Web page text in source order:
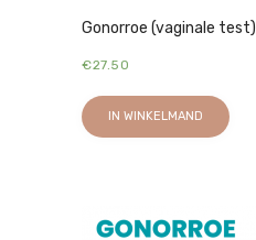
Gonorroe (vaginale test)
€27.50
IN WINKELMAND